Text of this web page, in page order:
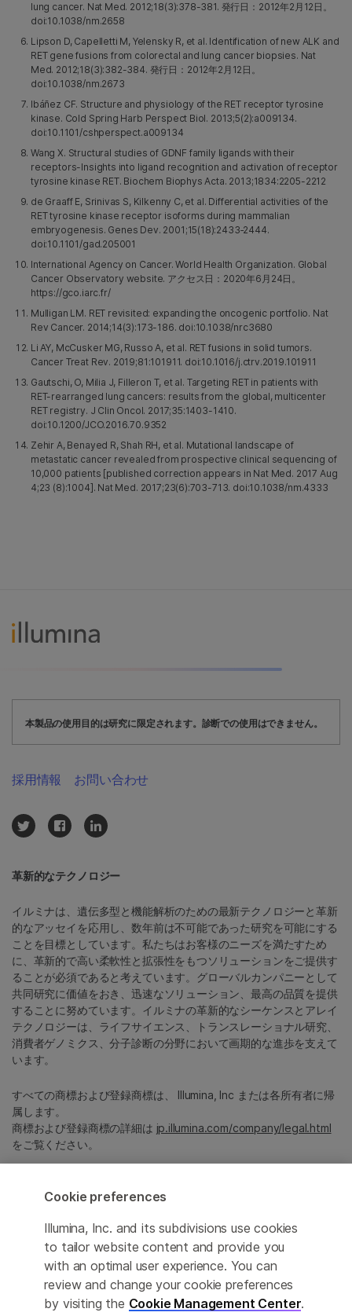
lung cancer. Nat Med. 2012;18(3):378-381. 発行日：2012年2月12日。
doi:10.1038/nm.2658
Lipson D, Capelletti M, Yelensky R, et al. Identification of new ALK and
RET gene fusions from colorectal and lung cancer biopsies. Nat
Med. 2012;18(3):382-384. 発行日：2012年2月12日。
doi:10.1038/nm.2673
Ibáñez CF. Structure and physiology of the RET receptor tyrosine
kinase. Cold Spring Harb Perspect Biol. 2013;5(2):a009134.
doi:10.1101/cshperspect.a009134
Wang X. Structural studies of GDNF family ligands with their
receptors-Insights into ligand recognition and activation of receptor
tyrosine kinase RET. Biochem Biophys Acta. 2013;1834:2205-2212
de Graaff E, Srinivas S, Kilkenny C, et al. Differential activities of the
RET tyrosine kinase receptor isoforms during mammalian
embryogenesis. Genes Dev. 2001;15(18):2433‐2444.
doi:10.1101/gad.205001
International Agency on Cancer. World Health Organization. Global
Cancer Observatory website. アクセス日：2020年6月24日。
https://gco.iarc.fr/
Mulligan LM. RET revisited: expanding the oncogenic portfolio. Nat
Rev Cancer. 2014;14(3):173-186. doi:10.1038/nrc3680
Li AY, McCusker MG, Russo A, et al. RET fusions in solid tumors.
Cancer Treat Rev. 2019;81:101911. doi:10.1016/j.ctrv.2019.101911
Gautschi, O, Milia J, Filleron T, et al. Targeting RET in patients with
RET-rearranged lung cancers: results from the global, multicenter
RET registry. J Clin Oncol. 2017;35:1403-1410.
doi:10.1200/JCO.2016.70.9352
Zehir A, Benayed R, Shah RH, et al. Mutational landscape of
metastatic cancer revealed from prospective clinical sequencing of
10,000 patients [published correction appears in Nat Med. 2017 Aug
4;23 (8):1004]. Nat Med. 2017;23(6):703-713. doi:10.1038/nm.4333
本製品の使用目的は研究に限定されます。診断での使用はできません。
革新的なテクノロジー
イルミナは、遺伝多型と機能解析のための最新テクノロジーと革新
的なアッセイを応用し、数年前は不可能であった研究を可能にする
ことを目標としています。私たちはお客様のニーズを満たすため
に、革新的で高い柔軟性と拡張性をもつソリューションをご提供す
ることが必須であると考えています。グローバルカンパニーとして
共同研究に価値をおき、迅速なソリューション、最高の品質を提供
することに努めています。イルミナの革新的なシーケンスとアレイ
テクノロジーは、ライフサイエンス、トランスレーショナル研究、
消費者ゲノミクス、分子診断の分野において画期的な進歩を支えて
います。
すべての商標および登録商標は、 Illumina, Inc または各所有者に帰
属します。
商標および登録商標の詳細は jp.illumina.com/company/legal.html
をご覧ください。
Cookie Management Center
プライバシーポリシ
採用情報 お問い合わせ
© 2026 Illumina, Inc. All rights reserved.
Cookie preferences
Illumina, Inc. and its subdivisions use cookies
to tailor website content and provide you
with an optimal user experience. You can
review and change your cookie preferences
by visiting the Cookie Management Center.